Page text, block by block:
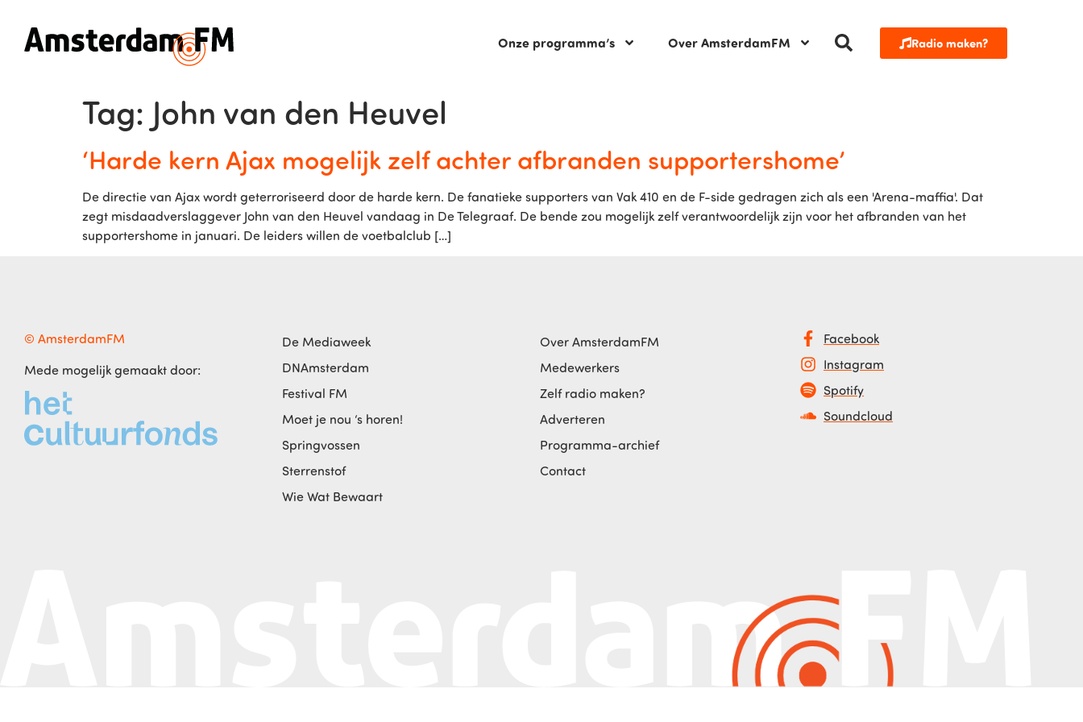
Onze programma’s Over AmsterdamFM Radio maken?
Tag: John van den Heuvel
‘Harde kern Ajax mogelijk zelf achter afbranden supportershome’
De directie van Ajax wordt geterroriseerd door de harde kern. De fanatieke supporters van Vak 410 en de F-side gedragen zich als een 'Arena-maffia'. Dat
zegt misdaadverslaggever John van den Heuvel vandaag in De Telegraaf. De bende zou mogelijk zelf verantwoordelijk zijn voor het afbranden van het
supportershome in januari. De leiders willen de voetbalclub […]
© AmsterdamFM
Mede mogelijk gemaakt door:
De Mediaweek
DNAmsterdam
Festival FM
Moet je nou ‘s horen!
Springvossen
Sterrenstof
Wie Wat Bewaart
Over AmsterdamFM
Medewerkers
Zelf radio maken?
Adverteren
Programma-archief
Contact
Facebook
Instagram
Spotify
Soundcloud